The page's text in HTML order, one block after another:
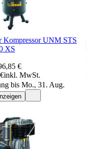
Kompressor UNM STS
XS
€
inkl. MwSt.
bis Mo., 31. Aug.